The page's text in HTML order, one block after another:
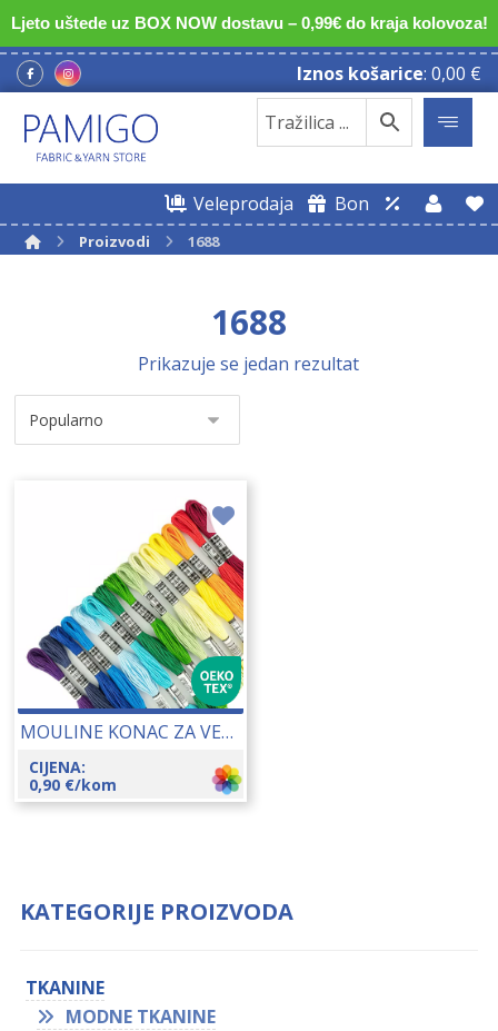
Ljeto uštede uz BOX NOW dostavu – 0,99€ do kraja kolovoza!
Iznos košarice: 0,00 €
Veleprodaja Bon
Proizvodi 1688
1688
Prikazuje se jedan rezultat
MOULINE KONAC ZA VEZENJE 25148
CIJENA:
0,90 €/kom
KATEGORIJE PROIZVODA
TKANINE
MODNE TKANINE